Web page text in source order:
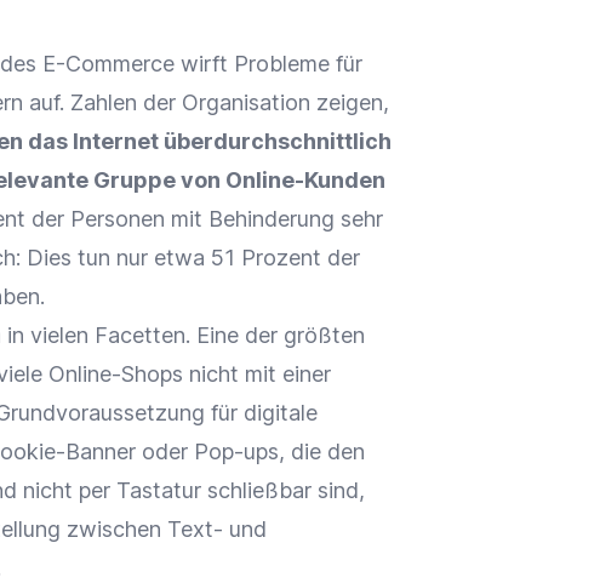
E-Commerce wirft Probleme für
auf. Zahlen der Organisation zeigen,
das Internet überdurchschnittlich
Gruppe von Online-Kunden
der Personen mit Behinderung sehr
Dies tun nur etwa 51 Prozent der
vielen Facetten. Eine der größten
Online-Shops nicht mit einer
für digitale
Banner oder Pop-ups, die den
nicht per Tastatur schließbar sind,
zwischen Text- und